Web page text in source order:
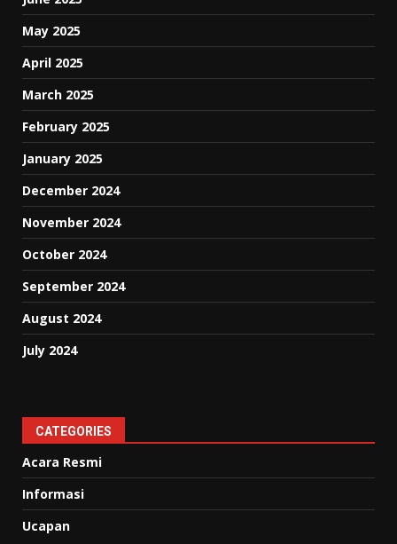
May 2025
April 2025
March 2025
February 2025
January 2025
December 2024
November 2024
October 2024
September 2024
August 2024
July 2024
CATEGORIES
Acara Resmi
Informasi
Ucapan